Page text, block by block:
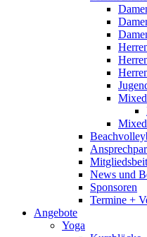
News und
Sponsoren
Termine +
Angebote
Yoga